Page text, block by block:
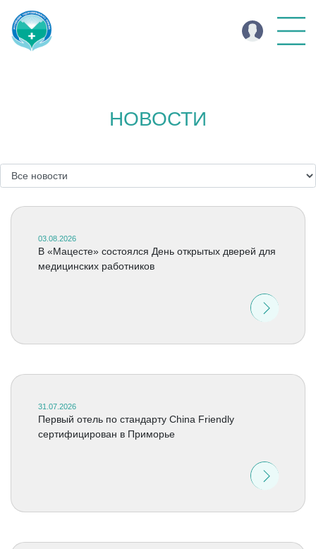
НОВОСТИ
03.08.2026
В «Мацесте» состоялся День открытых дверей для
медицинских работников
31.07.2026
Первый отель по стандарту China Friendly
сертифицирован в Приморье